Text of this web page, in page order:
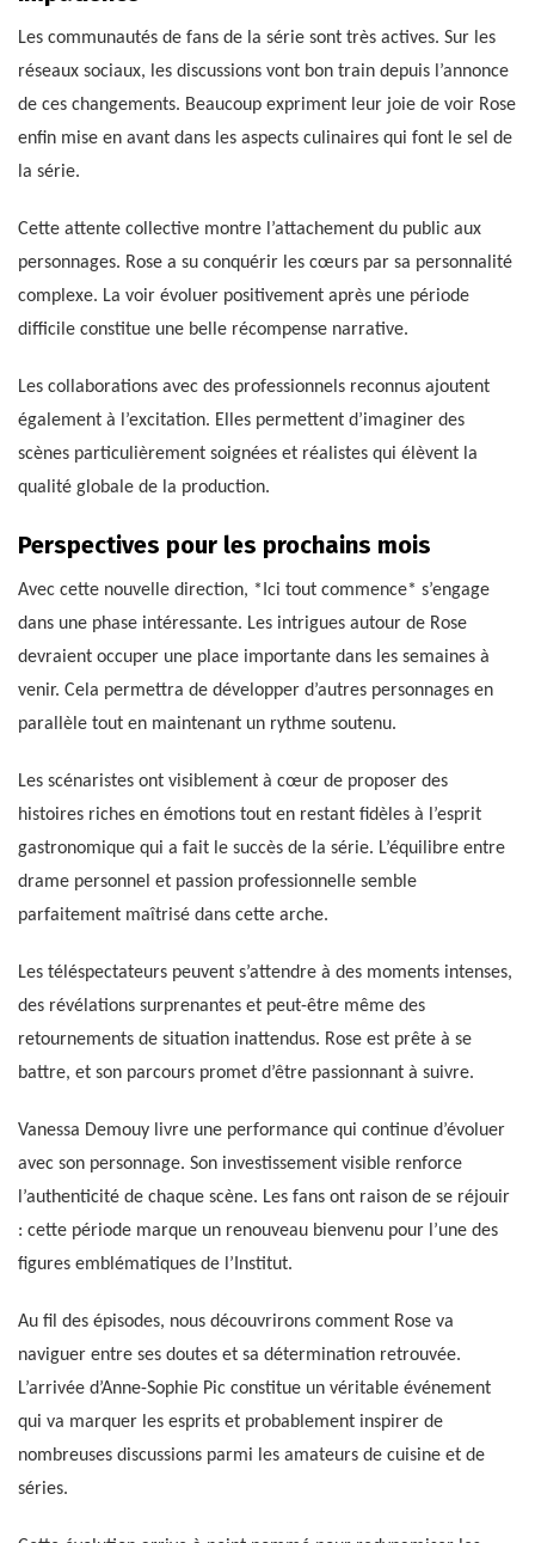
Les communautés de fans de la série sont très actives. Sur les
réseaux sociaux, les discussions vont bon train depuis l’annonce
de ces changements. Beaucoup expriment leur joie de voir Rose
enfin mise en avant dans les aspects culinaires qui font le sel de
la série.
Cette attente collective montre l’attachement du public aux
personnages. Rose a su conquérir les cœurs par sa personnalité
complexe. La voir évoluer positivement après une période
difficile constitue une belle récompense narrative.
Les collaborations avec des professionnels reconnus ajoutent
également à l’excitation. Elles permettent d’imaginer des
scènes particulièrement soignées et réalistes qui élèvent la
qualité globale de la production.
Perspectives pour les prochains mois
Avec cette nouvelle direction, *Ici tout commence* s’engage
dans une phase intéressante. Les intrigues autour de Rose
devraient occuper une place importante dans les semaines à
venir. Cela permettra de développer d’autres personnages en
parallèle tout en maintenant un rythme soutenu.
Les scénaristes ont visiblement à cœur de proposer des
histoires riches en émotions tout en restant fidèles à l’esprit
gastronomique qui a fait le succès de la série. L’équilibre entre
drame personnel et passion professionnelle semble
parfaitement maîtrisé dans cette arche.
Les téléspectateurs peuvent s’attendre à des moments intenses,
des révélations surprenantes et peut-être même des
retournements de situation inattendus. Rose est prête à se
battre, et son parcours promet d’être passionnant à suivre.
Vanessa Demouy livre une performance qui continue d’évoluer
avec son personnage. Son investissement visible renforce
l’authenticité de chaque scène. Les fans ont raison de se réjouir
: cette période marque un renouveau bienvenu pour l’une des
figures emblématiques de l’Institut.
Au fil des épisodes, nous découvrirons comment Rose va
naviguer entre ses doutes et sa détermination retrouvée.
L’arrivée d’Anne-Sophie Pic constitue un véritable événement
qui va marquer les esprits et probablement inspirer de
nombreuses discussions parmi les amateurs de cuisine et de
séries.